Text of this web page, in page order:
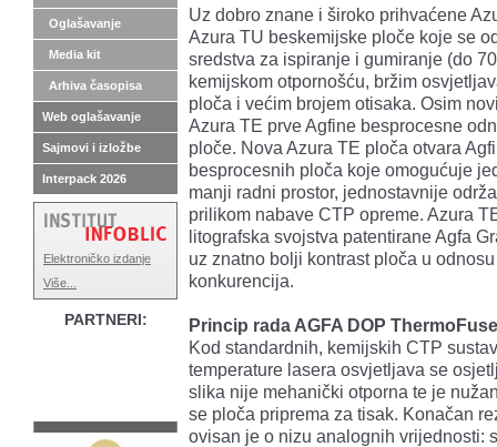
Uz dobro znane i široko prihvaćene
Azura TU beskemijske ploče koje se
sredstva za ispiranje i gumiranje (do
kemijskom otpornošću, bržim
ploča i većim brojem otisaka. Osim
Azura TE prve Agfine besprocesne
ploče. Nova Azura TE ploča otvara
besprocesnih ploča koje omogućuje
manji radni prostor, jednostavnije
prilikom nabave CTP opreme. Azura
litografska svojstva patentirane Agfa
uz znatno bolji kontrast ploča u
konkurencija.
Princip rada AGFA DOP
Kod standardnih, kemijskih CTP
temperature lasera osvjetljava se
slika nije mehanički otporna te je
se ploča priprema za tisak. Konačan
ovisan je o nizu analognih vrijednosti:
Oglašavanje
Media kit
Arhiva časopisa
Web oglašavanje
Sajmovi i izložbe
Interpack 2026
Elektroničko izdanje
Više...
PARTNERI: